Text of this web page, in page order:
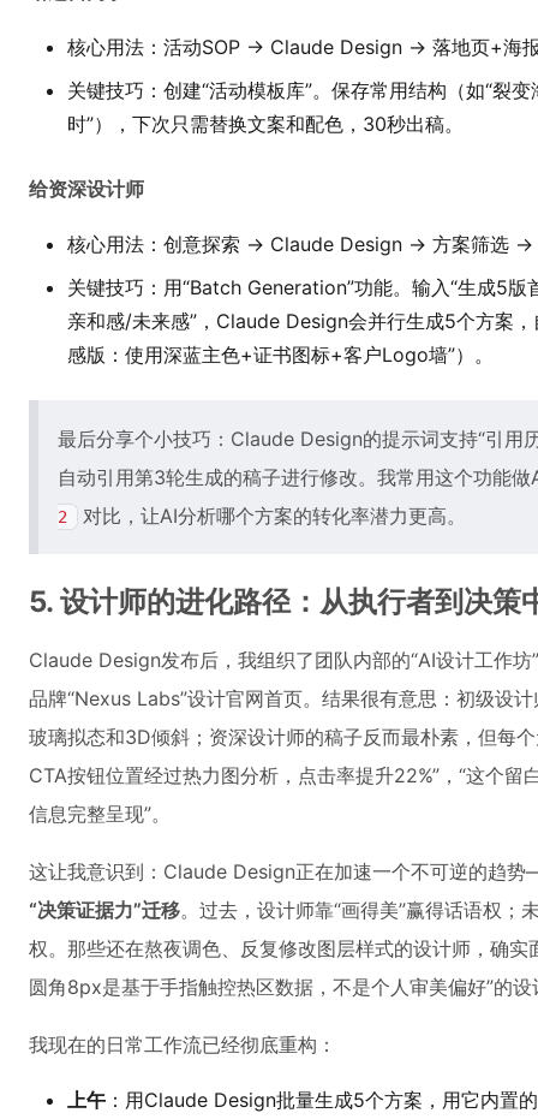
核心用法：活动SOP → Claude Design → 落地页+海
关键技巧：创建“活动模板库”。保存常用结构（如“裂
时”），下次只需替换文案和配色，30秒出稿。
给资深设计师
核心用法：创意探索 → Claude Design → 方案筛选 →
关键技巧：用“Batch Generation”功能。输入“生成5
亲和感/未来感”，Claude Design会并行生成5个方案，
感版：使用深蓝主色+证书图标+客户Logo墙”）。
最后分享个小技巧：Claude Design的提示词支持“引用
自动引用第3轮生成的稿子进行修改。我常用这个功能
2 对比，让AI分析哪个方案的转化率潜力更高。
5. 设计师的进化路径：从执行者到决策
Claude Design发布后，我组织了团队内部的“AI设计工作
品牌“Nexus Labs”设计官网首页。结果很有意思：初级设
玻璃拟态和3D倾斜；资深设计师的稿子反而最朴素，但每
CTA按钮位置经过热力图分析，点击率提升22%”，“这个
信息完整呈现”。
这让我意识到：Claude Design正在加速一个不可逆的趋
“决策证据力”迁移。过去，设计师靠“画得美”赢得话语权；
权。那些还在熬夜调色、反复修改图层样式的设计师，确
圆角8px是基于手指触控热区数据，不是个人审美偏好”的
我现在的日常工作流已经彻底重构：
上午 ：用Claude Design批量生成5个方案，用它内置